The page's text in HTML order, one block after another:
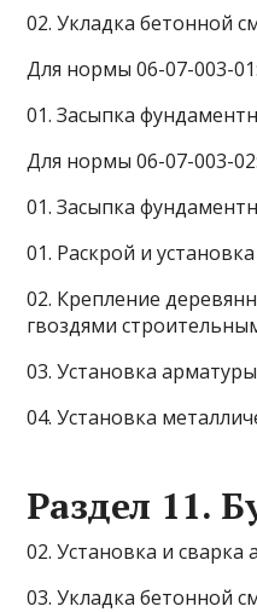
02. Укладка бетонной
Для нормы 06-07-003-01:
01. Засыпка
Для нормы 06-07-003-02:
01. Засыпка
01. Раскрой и
02. Крепление
гвоздями
03. Установка
04. Установка
Раздел 11.
02. Установка и сварка
03. Укладка бетонной